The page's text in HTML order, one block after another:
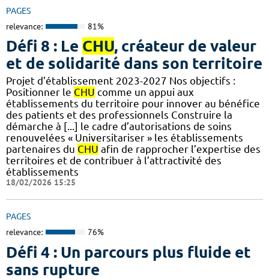
PAGES
relevance: 81%
Défi 8 : Le CHU, créateur de valeur
et de solidarité dans son territoire
Projet d'établissement 2023-2027 Nos objectifs :
Positionner le CHU comme un appui aux
établissements du territoire pour innover au bénéfice
des patients et des professionnels Construire la
démarche à [...] le cadre d’autorisations de soins
renouvelées « Universitariser » les établissements
partenaires du CHU afin de rapprocher l’expertise des
territoires et de contribuer à l’attractivité des
établissements
18/02/2026 15:25
PAGES
relevance: 76%
Défi 4 : Un parcours plus fluide et
sans rupture